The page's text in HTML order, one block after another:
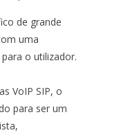
de grande
uma
o utilizador.
VoIP SIP, o
para ser um